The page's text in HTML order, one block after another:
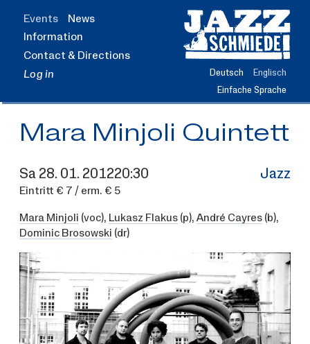
content
Deutsch
Englisch
Einfache Sprache
Events
News
Information
Contact & Directions
Log in
Mara Minjoli Quintett
Sa 28. 01. 201220:30 Jazz
Eintritt € 7 / erm. € 5
Mara Minjoli (voc), Lukasz Flakus(p), André Cayres(b),
Dominic Brosowski (dr)